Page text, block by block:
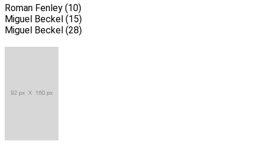
Roman Fenley (10)
Miguel Beckel (15)
Miguel Beckel (28)